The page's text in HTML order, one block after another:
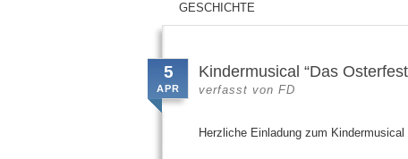
GESCHICHTE
Kindermusical “Das
5
APR verfasst von FD
Herzliche Einladung zum